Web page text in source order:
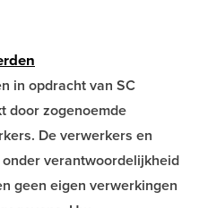
in opdracht van SC
door zogenoemde
De verwerkers en
verantwoordelijkheid
geen eigen verwerkingen